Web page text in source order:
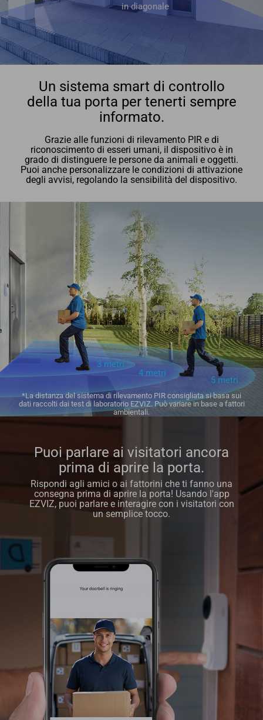
in diagonale
Un sistema smart di controllo
della tua porta per tenerti sempre
informato.
Grazie alle funzioni di rilevamento PIR e di
riconoscimento di esseri umani, il dispositivo è in
grado di distinguere le persone da animali e oggetti.
Puoi anche personalizzare le condizioni di attivazione
degli avvisi, regolando la sensibilità del dispositivo.
*La distanza del sistema di rilevamento PIR consigliata si basa sui
dati raccolti dai test di laboratorio EZVIZ. Può variare in base a fattori
ambientali.
3 metri
4 metri
5 metri
Puoi parlare ai visitatori ancora
prima di aprire la porta.
Rispondi agli amici o ai fattorini che ti fanno una
consegna prima di aprire la porta! Usando l'app
EZVIZ, puoi parlare e interagire con i visitatori con
un semplice tocco.